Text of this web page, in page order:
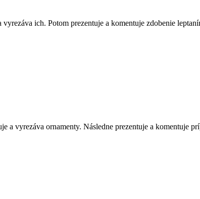
ich. Potom prezentuje a komentuje zdobenie
vyrezáva ornamenty. Následne prezentuje a komentuje